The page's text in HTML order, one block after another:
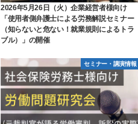
2026年5月26日（火）企業経営者様向け
「使用者側弁護士による労務解説セミナー
（知らないと危ない！就業規則によるトラ
ブル）」の開催
セミナー・講演情報